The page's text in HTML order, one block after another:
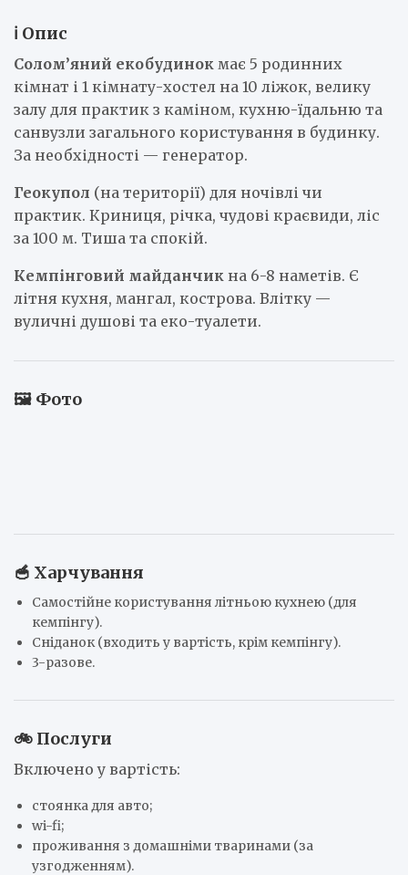
ℹ️ Опис
Солом’яний екобудинок має 5 родинних
кімнат і 1 кімнату-хостел на 10 ліжок, велику
залу для практик з каміном, кухню-їдальню та
санвузли загального користування в будинку.
За необхідності — генератор.
Геокупол (на території) для ночівлі чи
практик. Криниця, річка, чудові краєвиди, ліс
за 100 м. Тиша та спокій.
Кемпінговий майданчик на 6-8 наметів. Є
літня кухня, мангал, кострова. Влітку —
вуличні душові та еко-туалети.
🖼️ Фото
🥣 Харчування
Самостійне користування літньою кухнею (для
кемпінгу).
Сніданок (входить у вартість, крім кемпінгу).
3-разове.
🚲 Послуги
Включено у вартість:
стоянка для авто;
wi-fi;
проживання з домашніми тваринами (за
узгодженням).